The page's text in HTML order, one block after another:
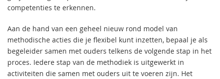
competenties te erkennen.
Aan de hand van een geheel nieuw rond model van
methodische acties die je flexibel kunt inzetten, bepaal je als
begeleider samen met ouders telkens de volgende stap in het
proces. Iedere stap van de methodiek is uitgewerkt in
activiteiten die samen met ouders uit te voeren zijn. Het